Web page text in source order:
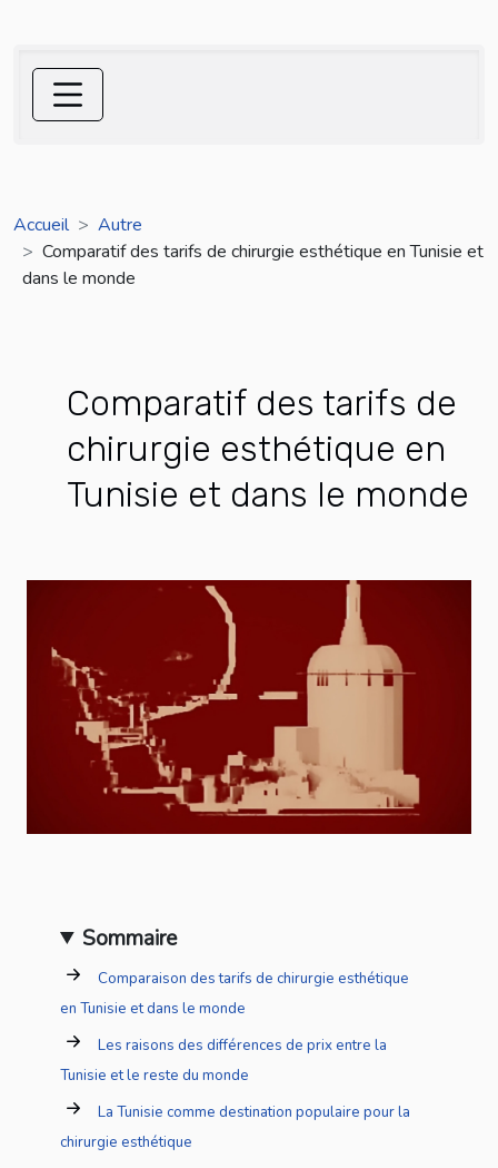
Accueil
Autre
Comparatif des tarifs de chirurgie esthétique en Tunisie et
dans le monde
Comparatif des tarifs de
chirurgie esthétique en
Tunisie et dans le monde
Sommaire
Comparaison des tarifs de chirurgie esthétique
en Tunisie et dans le monde
Les raisons des différences de prix entre la
Tunisie et le reste du monde
La Tunisie comme destination populaire pour la
chirurgie esthétique